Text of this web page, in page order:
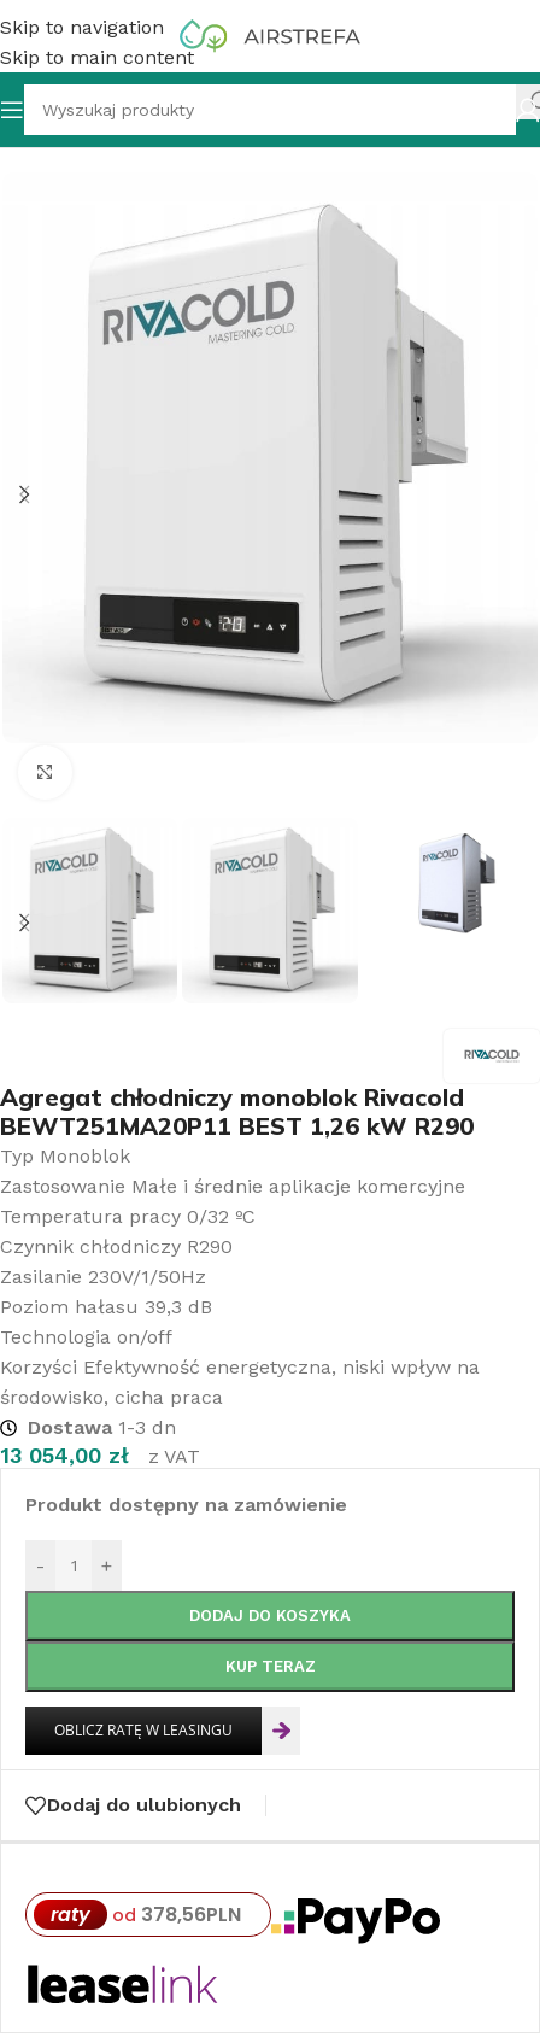
Skip to navigation
Skip to main content
Rivacold BEWT251MA20P11 BEST 1,26 kW R290
Agregat chłodniczy monoblok Rivacold
BEWT251MA20P11 BEST 1,26 kW R290
Typ Monoblok
Zastosowanie Małe i średnie aplikacje komercyjne
Temperatura pracy 0/32 ºC
Czynnik chłodniczy R290
Zasilanie 230V/1/50Hz
Poziom hałasu 39,3 dB
Technologia on/off
Korzyści Efektywność energetyczna, niski wpływ na
środowisko, cicha praca
Dostawa1-3 dn
13 054,00 zł z VAT
Produkt dostępny na zamówienie
- +
DODAJ DO KOSZYKA
KUP TERAZ
Dodaj do ulubionych
raty od 378,56PLN